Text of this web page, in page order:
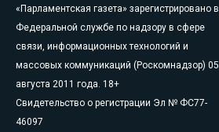
«Парламентская газета» зарегистрировано в
Федеральной службе по надзору в сфере
связи, информационных технологий и
массовых коммуникаций (Роскомнадзор) 05
августа 2011 года. 18+
Свидетельство о регистрации Эл № ФС77-
46097